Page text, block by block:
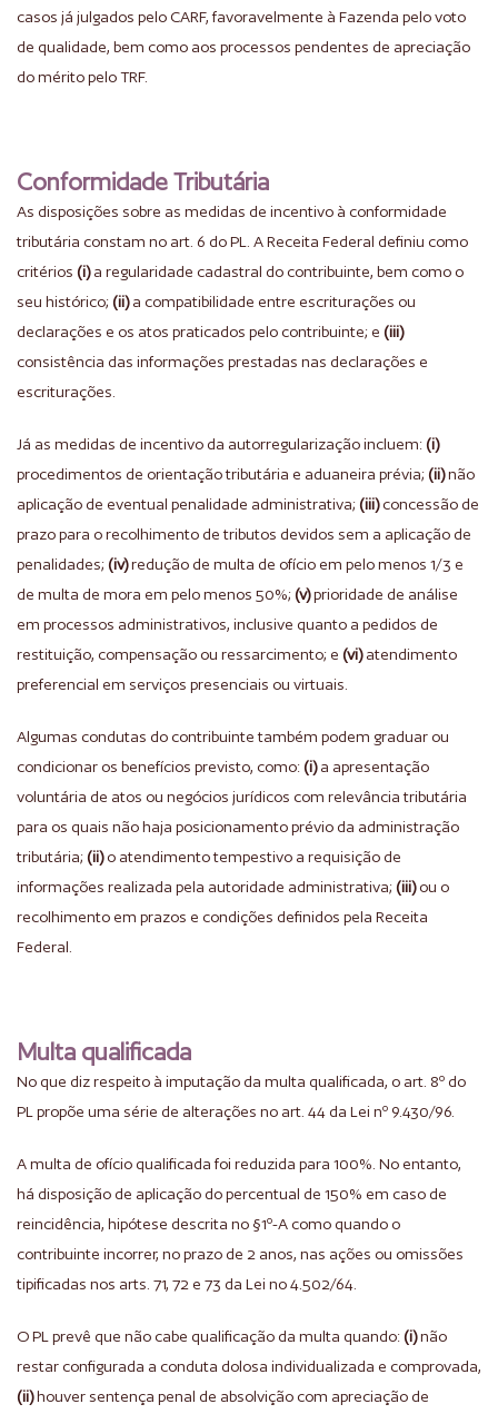
casos já julgados pelo CARF, favoravelmente à Fazenda pelo voto
de qualidade, bem como aos processos pendentes de apreciação
do mérito pelo TRF.
Conformidade Tributária
As disposições sobre as medidas de incentivo à conformidade
tributária constam no art. 6 do PL. A Receita Federal definiu como
critérios (i)a regularidade cadastral do contribuinte, bem como o
seu histórico; (ii)a compatibilidade entre escriturações ou
declarações e os atos praticados pelo contribuinte; e (iii)
consistência das informações prestadas nas declarações e
escriturações.
Já as medidas de incentivo da autorregularização incluem: (i)
procedimentos de orientação tributária e aduaneira prévia; (ii)não
aplicação de eventual penalidade administrativa; (iii)concessão de
prazo para o recolhimento de tributos devidos sem a aplicação de
penalidades; (iv)redução de multa de ofício em pelo menos 1/3 e
de multa de mora em pelo menos 50%; (v)prioridade de análise
em processos administrativos, inclusive quanto a pedidos de
restituição, compensação ou ressarcimento; e (vi)atendimento
preferencial em serviços presenciais ou virtuais.
Algumas condutas do contribuinte também podem graduar ou
condicionar os benefícios previsto, como: (i)a apresentação
voluntária de atos ou negócios jurídicos com relevância tributária
para os quais não haja posicionamento prévio da administração
tributária; (ii)o atendimento tempestivo a requisição de
informações realizada pela autoridade administrativa; (iii)ou o
recolhimento em prazos e condições definidos pela Receita
Federal.
Multa qualificada
No que diz respeito à imputação da multa qualificada, o art. 8º do
PL propõe uma série de alterações no art. 44 da Lei nº 9.430/96.
A multa de ofício qualificada foi reduzida para 100%. No entanto,
há disposição de aplicação do percentual de 150% em caso de
reincidência, hipótese descrita no §1º-A como quando o
contribuinte incorrer, no prazo de 2 anos, nas ações ou omissões
tipificadas nos arts. 71, 72 e 73 da Lei no 4.502/64.
O PL prevê que não cabe qualificação da multa quando: (i)não
restar configurada a conduta dolosa individualizada e comprovada,
(ii)houver sentença penal de absolvição com apreciação de